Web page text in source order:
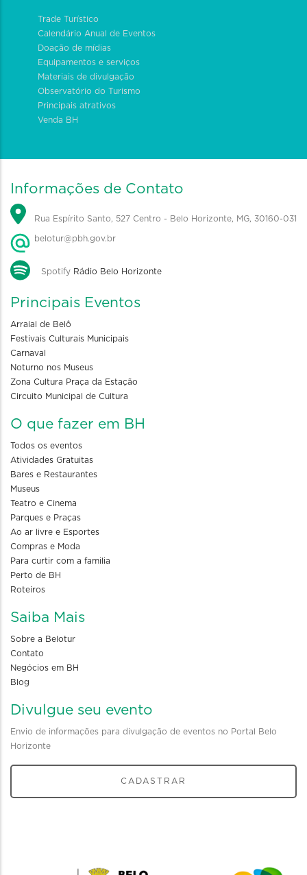
Trade Turístico
Calendário Anual de Eventos
Doação de mídias
Equipamentos e serviços
Materiais de divulgação
Observatório do Turismo
Principais atrativos
Venda BH
Informações de Contato
Rua Espírito Santo, 527 Centro - Belo Horizonte, MG, 30160-031
belotur@pbh.gov.br
Spotify Rádio Belo Horizonte
Principais Eventos
Arraial de Belô
Festivais Culturais Municipais
Carnaval
Noturno nos Museus
Zona Cultura Praça da Estação
Circuito Municipal de Cultura
O que fazer em BH
Todos os eventos
Atividades Gratuitas
Bares e Restaurantes
Museus
Teatro e Cinema
Parques e Praças
Ao ar livre e Esportes
Compras e Moda
Para curtir com a familia
Perto de BH
Roteiros
Saiba Mais
Sobre a Belotur
Contato
Negócios em BH
Blog
Divulgue seu evento
Envio de informações para divulgação de eventos no Portal Belo
Horizonte
CADASTRAR